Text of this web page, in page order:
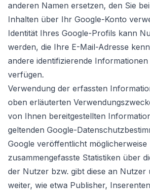
anderen Namen ersetzen, den Sie
Inhalten über Ihr Google-Konto
Identität Ihres Google-Profils kann
werden, die Ihre E-Mail-Adresse
andere identifizierende
verfügen.
Verwendung der erfassten
oben erläuterten
von Ihnen bereitgestellten
geltenden Google-
Google veröffentlicht möglicherweise
zusammengefasste Statistiken über
der Nutzer bzw. gibt diese an Nutzer
weiter, wie etwa Publisher,